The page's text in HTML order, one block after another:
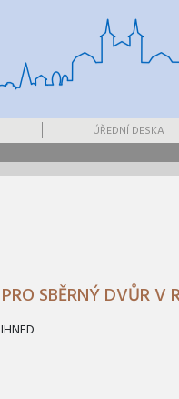
ÚŘEDNÍ DESKA
SBĚRNÝ DVŮR V